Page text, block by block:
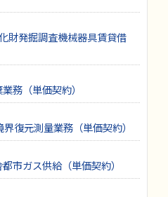
財発掘調査機械器具賃貸借
務（単価契約）
復元測量業務（単価契約）
市ガス供給（単価契約）